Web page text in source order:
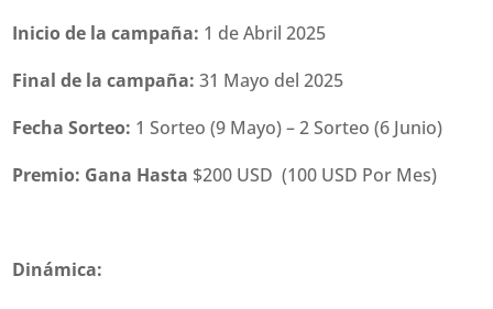
Inicio de la campaña: 1 de Abril 2025
Final de la campaña:31 Mayo del 2025
Fecha Sorteo: 1 Sorteo (9 Mayo) – 2 Sorteo (6 Junio)
Premio: Gana Hasta $200 USD (100 USD Por Mes)
Dinámica: